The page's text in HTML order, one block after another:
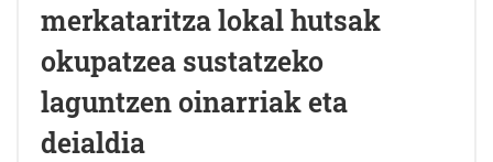
merkataritza lokal hutsak
okupatzea sustatzeko
laguntzen oinarriak eta
deialdia